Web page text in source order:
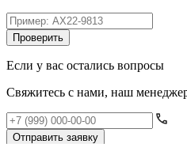
Проверить
Если у вас остались вопросы
Свяжитесь с нами, наш
Отправить заявку